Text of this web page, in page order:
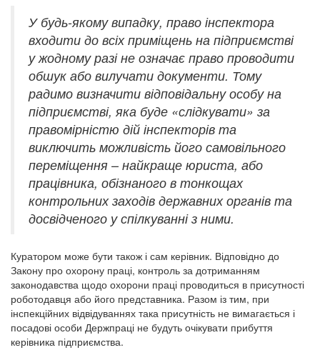
У будь-якому випадку, право інспектора
входити до всіх приміщень на підприємстві
у жодному разі не означає право проводити
обшук або вилучати документи. Тому
радимо визначити відповідальну особу на
підприємстві, яка буде «слідкувати» за
правомірністю дій інспекторів та
виключить можливість його самовільного
переміщення – найкраще юриста, або
працівника, обізнаного в тонкощах
контрольних заходів державних органів та
досвідченого у спілкуванні з ними.
Куратором може бути також і сам керівник. Відповідно до
Закону про охорону праці, контроль за дотриманням
законодавства щодо охорони праці проводиться в присутності
роботодавця або його представника. Разом із тим, при
інспекційних відвідуваннях така присутність не вимагається і
посадові особи Держпраці не будуть очікувати прибуття
керівника підприємства.